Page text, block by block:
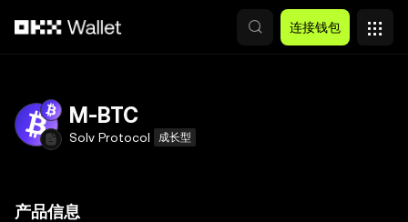
连接钱包
M-BTC
Solv Protocol 成长型
产品信息